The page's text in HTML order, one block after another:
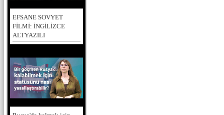
EFSANE SOVYET
FİLMİ: İNGİLİZCE
ALTYAZILI